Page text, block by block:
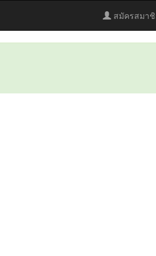
สมัครสมา